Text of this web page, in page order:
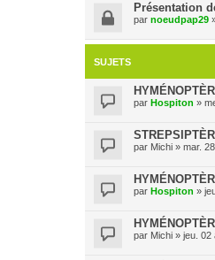
Présentation
par noeudpap29
SUJETS
par Hospiton »
par Michi » mar.
par Hospiton »
par Michi » jeu. 02